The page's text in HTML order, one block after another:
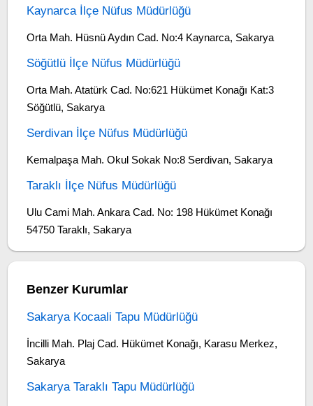
Kaynarca İlçe Nüfus Müdürlüğü
Orta Mah. Hüsnü Aydın Cad. No:4 Kaynarca, Sakarya
Söğütlü İlçe Nüfus Müdürlüğü
Orta Mah. Atatürk Cad. No:621 Hükümet Konağı Kat:3
Söğütlü, Sakarya
Serdivan İlçe Nüfus Müdürlüğü
Kemalpaşa Mah. Okul Sokak No:8 Serdivan, Sakarya
Taraklı İlçe Nüfus Müdürlüğü
Ulu Cami Mah. Ankara Cad. No: 198 Hükümet Konağı
54750 Taraklı, Sakarya
Benzer Kurumlar
Sakarya Kocaali Tapu Müdürlüğü
İncilli Mah. Plaj Cad. Hükümet Konağı, Karasu Merkez,
Sakarya
Sakarya Taraklı Tapu Müdürlüğü